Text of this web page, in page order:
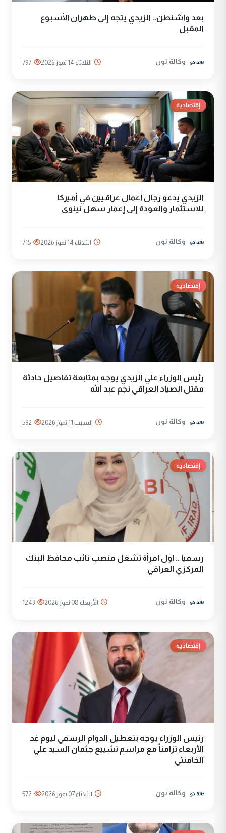
بعد واشنطن.. الزيدي يتجه إلى طهران الأسبوع
المقبل
وكالة نون الثلاثاء 14 تموز 2026 797
إقتصادية
الزيدي يدعو رجال أعمال عراقيين في أميركا
للاستثمار والعودة إلى إعمار سهل نينوى
وكالة نون الثلاثاء 14 تموز 2026 715
إقتصادية
رئيس الوزراء علي الزيدي يوجه بمتابعة تفاصيل حادثة
مقتل الصياد العراقي نجم عبد الله
وكالة نون السبت 11 تموز 2026 592
إقتصادية
رسميا .. اول امرأة تشغل منصب نائب محافظ البنك
المركزي العراقي
وكالة نون الأربعاء 08 تموز 2026 1243
إقتصادية
رئيس الوزراء يوجّه بتعطيل الدوام الرسمي ليوم غد
الأربعاء تزامناً مع مراسم تشييع جثمان السيد علي
الخامنئي
وكالة نون الثلاثاء 07 تموز 2026 572